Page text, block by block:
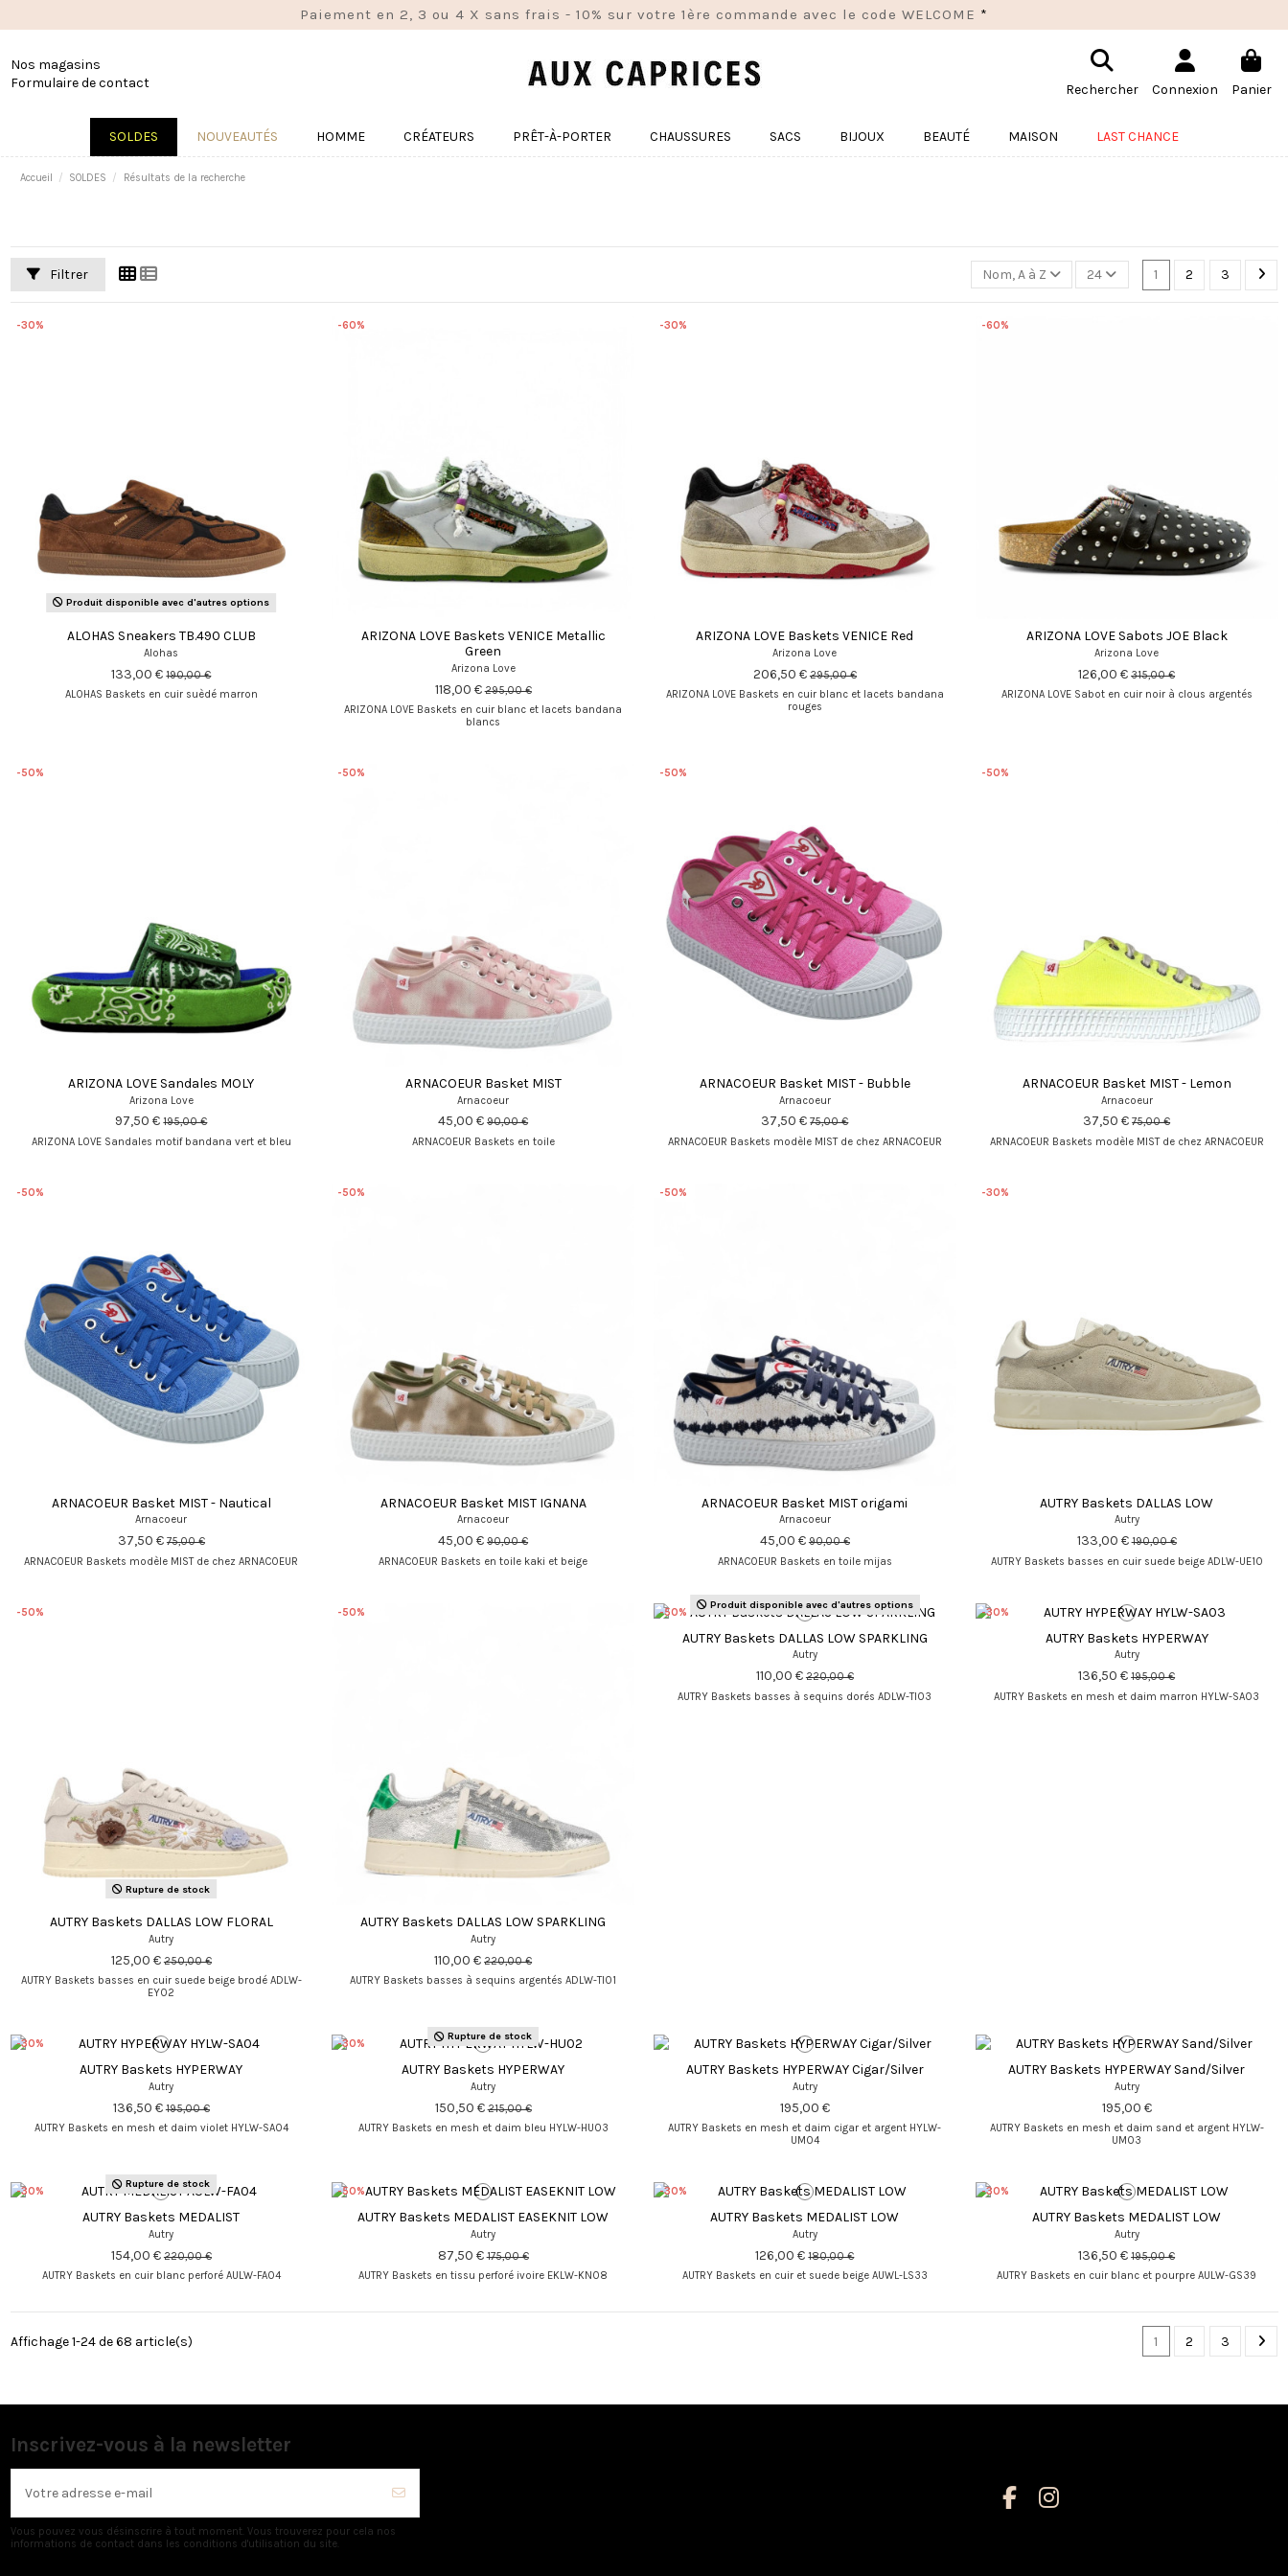
Paiement en 2, 3 ou 4 X sans frais - 10% sur votre 1ère commande avec le code WELCOME *
Nos magasins
Formulaire de contact
Rechercher Connexion Panier
SOLDES NOUVEAUTÉS HOMME CRÉATEURS PRÊT-À-PORTER CHAUSSURES SACS BIJOUX BEAUTÉ MAISON LAST CHANCE
Accueil SOLDES Résultats de la recherche
Filtrer Nom, A à Z 24 1 2 3
-30%
Produit disponible avec d'autres options
ALOHAS Sneakers TB.490 CLUB
Alohas
133,00 €190,00 €
ALOHAS Baskets en cuir suèdé marron
-60%
ARIZONA LOVE Baskets VENICE Metallic
Green
Arizona Love
118,00 €295,00 €
ARIZONA LOVE Baskets en cuir blanc et lacets bandana
blancs
-30%
ARIZONA LOVE Baskets VENICE Red
Arizona Love
206,50 €295,00 €
ARIZONA LOVE Baskets en cuir blanc et lacets bandana
rouges
-60%
ARIZONA LOVE Sabots JOE Black
Arizona Love
126,00 €315,00 €
ARIZONA LOVE Sabot en cuir noir à clous argentés
-50%
ARIZONA LOVE Sandales MOLY
Arizona Love
97,50 €195,00 €
ARIZONA LOVE Sandales motif bandana vert et bleu
-50%
ARNACOEUR Basket MIST
Arnacoeur
45,00 €90,00 €
ARNACOEUR Baskets en toile
-50%
ARNACOEUR Basket MIST - Bubble
Arnacoeur
37,50 €75,00 €
ARNACOEUR Baskets modèle MIST de chez ARNACOEUR
-50%
ARNACOEUR Basket MIST - Lemon
Arnacoeur
37,50 €75,00 €
ARNACOEUR Baskets modèle MIST de chez ARNACOEUR
-50%
ARNACOEUR Basket MIST - Nautical
Arnacoeur
37,50 €75,00 €
ARNACOEUR Baskets modèle MIST de chez ARNACOEUR
-50%
ARNACOEUR Basket MIST IGNANA
Arnacoeur
45,00 €90,00 €
ARNACOEUR Baskets en toile kaki et beige
-50%
ARNACOEUR Basket MIST origami
Arnacoeur
45,00 €90,00 €
ARNACOEUR Baskets en toile mijas
-30%
AUTRY Baskets DALLAS LOW
Autry
133,00 €190,00 €
AUTRY Baskets basses en cuir suede beige ADLW-UE10
-50%
Rupture de stock
AUTRY Baskets DALLAS LOW FLORAL
Autry
125,00 €250,00 €
AUTRY Baskets basses en cuir suede beige brodé ADLW-
EY02
-50%
AUTRY Baskets DALLAS LOW SPARKLING
Autry
110,00 €220,00 €
AUTRY Baskets basses à sequins argentés ADLW-TI01
-50%
Produit disponible avec d'autres options
AUTRY Baskets DALLAS LOW SPARKLING
Autry
110,00 €220,00 €
AUTRY Baskets basses à sequins dorés ADLW-TI03
-30%
AUTRY Baskets HYPERWAY
Autry
136,50 €195,00 €
AUTRY Baskets en mesh et daim marron HYLW-SA03
-30%
AUTRY Baskets HYPERWAY
Autry
136,50 €195,00 €
AUTRY Baskets en mesh et daim violet HYLW-SA04
-30%
Rupture de stock
AUTRY Baskets HYPERWAY
Autry
150,50 €215,00 €
AUTRY Baskets en mesh et daim bleu HYLW-HU03
AUTRY Baskets HYPERWAY Cigar/Silver
Autry
195,00 €
AUTRY Baskets en mesh et daim cigar et argent HYLW-
UM04
AUTRY Baskets HYPERWAY Sand/Silver
Autry
195,00 €
AUTRY Baskets en mesh et daim sand et argent HYLW-
UM03
-30%
Rupture de stock
AUTRY Baskets MEDALIST
Autry
154,00 €220,00 €
AUTRY Baskets en cuir blanc perforé AULW-FA04
-50%
AUTRY Baskets MEDALIST EASEKNIT LOW
Autry
87,50 €175,00 €
AUTRY Baskets en tissu perforé ivoire EKLW-KN08
-30%
AUTRY Baskets MEDALIST LOW
Autry
126,00 €180,00 €
AUTRY Baskets en cuir et suede beige AUWL-LS33
-30%
AUTRY Baskets MEDALIST LOW
Autry
136,50 €195,00 €
AUTRY Baskets en cuir blanc et pourpre AULW-GS39
Affichage 1-24 de 68 article(s) 1 2 3
Inscrivez-vous à la newsletter
Vous pouvez vous désinscrire à tout moment. Vous trouverez pour cela nos
informations de contact dans les conditions d'utilisation du site.